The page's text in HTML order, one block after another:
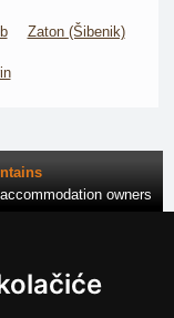
Zaton (Šibenik)
owners